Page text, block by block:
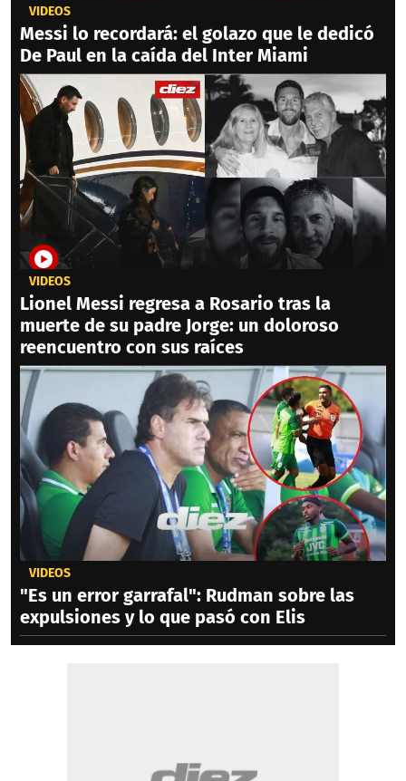
VIDEOS
Messi lo recordará: el golazo que le dedicó
De Paul en la caída del Inter Miami
VIDEOS
Lionel Messi regresa a Rosario tras la
muerte de su padre Jorge: un doloroso
reencuentro con sus raíces
VIDEOS
"Es un error garrafal": Rudman sobre las
expulsiones y lo que pasó con Elis